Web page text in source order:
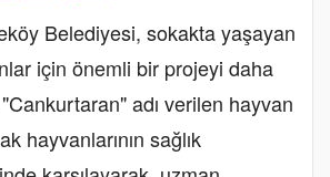
sokakta yaşayan
için önemli bir projeyi daha
adı verilen hayvan
hayvanlarının sağlık